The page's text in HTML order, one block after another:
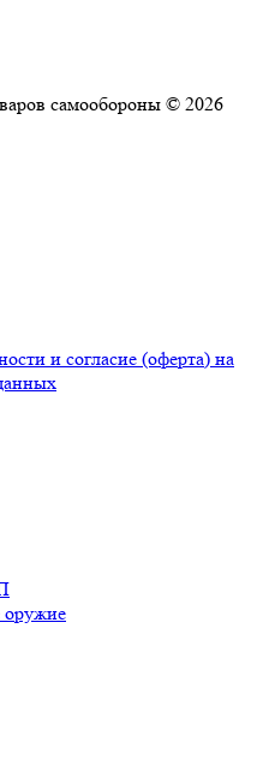
самообороны © 2026
и согласие (оферта) на